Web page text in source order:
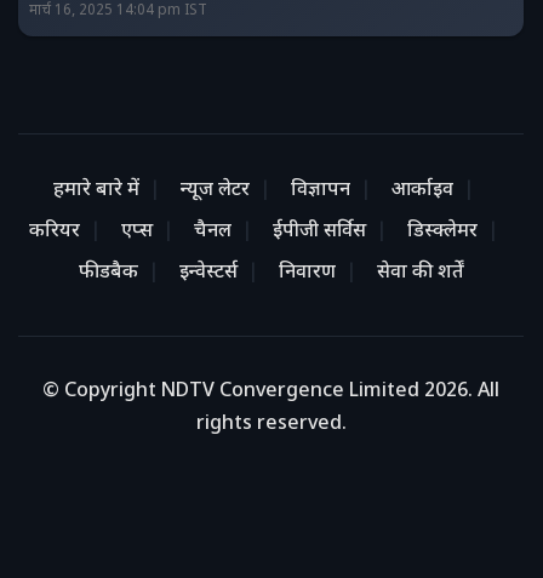
मार्च 16, 2025 14:04 pm IST
हमारे बारे में न्यूज लेटर विज्ञापन
आर्काइव
करियर
एप्स चैनल ईपीजी सर्विस
डिस्क्लेमर
फीडबैक
इन्वेस्टर्स निवारण सेवा की शर्तें
© Copyright NDTV Convergence Limited 2026. All
rights reserved.